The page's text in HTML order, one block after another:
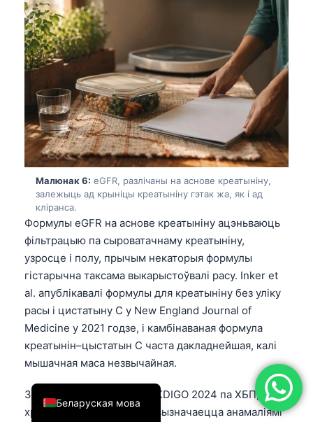
Малюнак 6: eGFR, разлічаны на аснове креатыніну,
залежыць ад крыніцы креатыніну гэтак жа, як і ад
клірансa.
Формулы eGFR на аснове креатыніну ацэньваюць
фільтрацыю па сыроватачнаму креатыніну,
узросце і полу, прычым некаторыя формулы
гістарычна таксама выкарыстоўвалі расу. Inker et
al. апублікавалі формулы для креатыніну без уліку
расы і цистатыну C у New England Journal of
Medicine у 2021 годзе, і камбінаваная формула
креатынін–цыстатын C часта дакладнейшая, калі
мышачная маса незвычайная.
Згодна з рэкамендацыяй KDIGO 2024 па ХБП,
хранічная хвароба нырак вызначаецца анамаліямі
Беларуская мова
العربية
Français
עִבְרִית
Italiano
Español
Português
Ελληνικά
Română
简体中文
فارسی
Български
Dansk
Nederlands
हिन्दी